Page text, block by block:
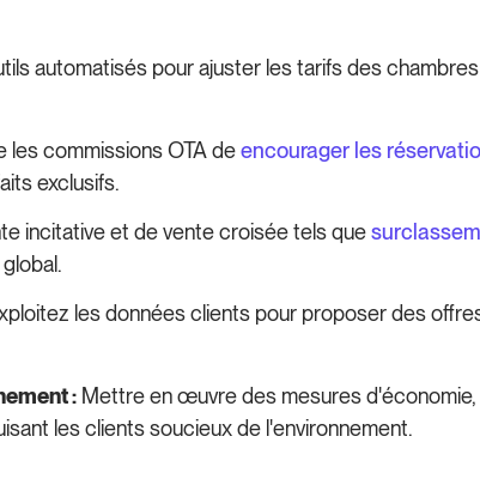
automatisés pour ajuster les tarifs des
les commissions OTA deencourager les
exclusifs.
incitative et de vente croisée tels que
les données clients pour proposer des
: Mettre en œuvre des mesures
les clients soucieux de l'environnement.